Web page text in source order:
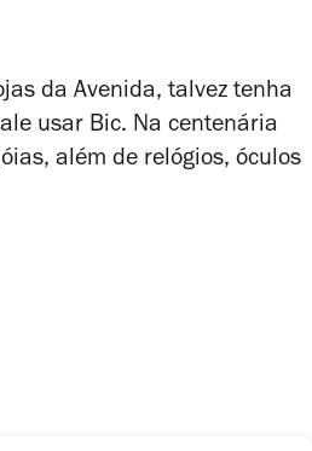
da Avenida, talvez tenha
usar Bic. Na centenária
além de relógios, óculos